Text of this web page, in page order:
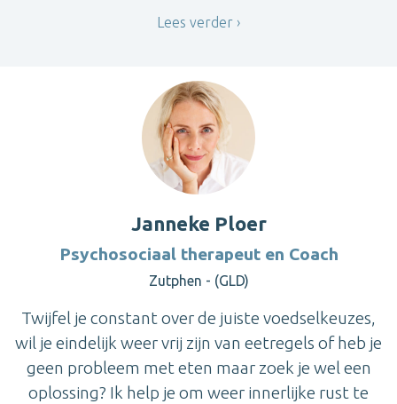
Lees verder
Janneke Ploer
Psychosociaal therapeut en Coach
Zutphen - (GLD)
Twijfel je constant over de juiste voedselkeuzes,
wil je eindelijk weer vrij zijn van eetregels of heb je
geen probleem met eten maar zoek je wel een
oplossing? Ik help je om weer innerlijke rust te